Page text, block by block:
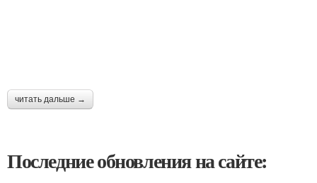
читать дальше →
Последние обновления на сайте: